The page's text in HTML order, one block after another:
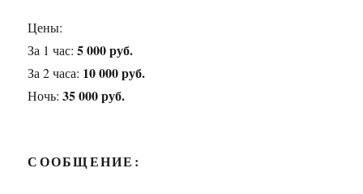
Цены:
За 1 час:5 000 руб.
За 2 часа: 10 000 руб.
Ночь:35 000 руб.
СООБЩЕНИЕ: